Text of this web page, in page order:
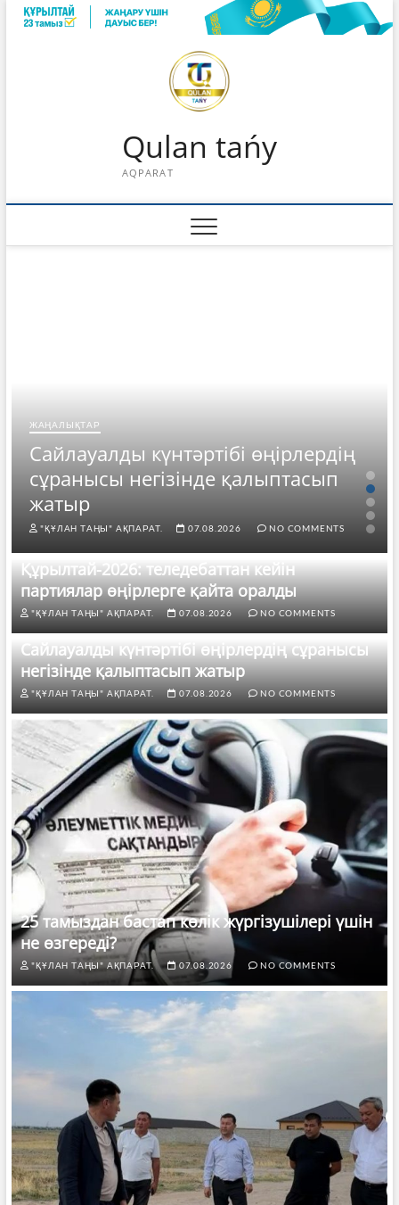
Skip
Qulan tańy
AQPARAT
ЖАҢАЛЫҚТАР
Сайлауалды күнтәртібі өңірлердің
сұранысы негізінде қалыптасып
жатыр
"ҚҰЛАН ТАҢЫ" АҚПАРАТ. 07.08.2026 NO COMMENTS
Құрылтай-2026: теледебаттан кейін
партиялар өңірлерге қайта оралды
"ҚҰЛАН ТАҢЫ" АҚПАРАТ. 07.08.2026 NO COMMENTS
Сайлауалды күнтәртібі өңірлердің сұранысы
негізінде қалыптасып жатыр
"ҚҰЛАН ТАҢЫ" АҚПАРАТ. 07.08.2026 NO COMMENTS
25 тамыздан бастап көлік жүргізушілері үшін
не өзгереді?
"ҚҰЛАН ТАҢЫ" АҚПАРАТ. 07.08.2026 NO COMMENTS